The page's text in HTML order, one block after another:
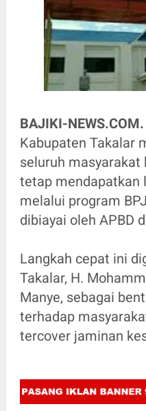
BAJIKI-NEWS.COM.
Kabupaten Takalar
seluruh masyarakat
tetap mendapatkan
melalui program
dibiayai oleh APBD
Langkah cepat ini
Takalar, H.
Manye, sebagai
terhadap
tercover jaminan